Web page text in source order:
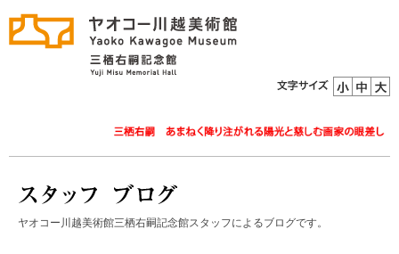
ヤオコー川越美術館三栖右嗣記念館スタッフによるブログです。